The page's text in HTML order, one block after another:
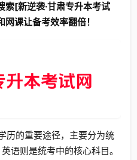
索[新逆袭·甘肃专升本考试
课让备考效率翻倍！
历的重要途径，主要分为统
语则是统考中的核心科目。